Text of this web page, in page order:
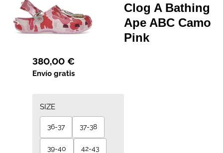
Clog A Bathing
Ape ABC Camo
Pink
380,00 €
Envío gratis
SIZE
36-37 37-38
39-40 42-43